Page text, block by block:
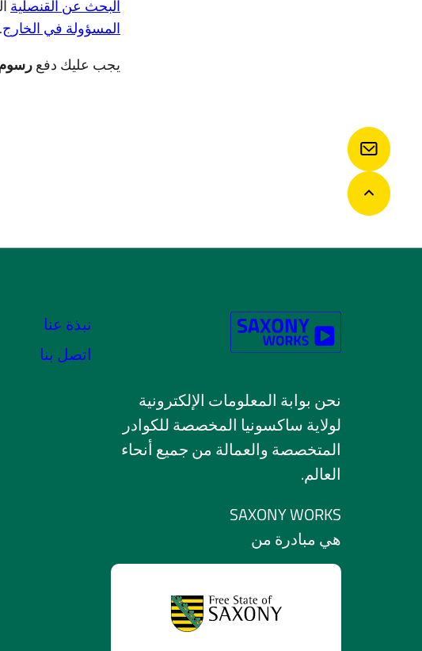
البحث عن القنصلية
المسؤولة في الخارج.
يجب عليك دفعرسوم
اتصل بنا
العودة إلى الأعلى
نحن بوابة المعلومات الإلكترونية
لولاية ساكسونيا المخصصة للكوادر
المتخصصة والعمالة من جميع أنحاء
العالم.
نبذة عنا
اتصل بنا
SAXONY WORKS
هي مبادرة من